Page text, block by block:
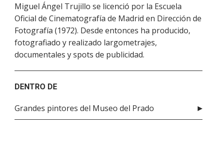
Miguel Ángel Trujillo se licenció por la Escuela
Oficial de Cinematografía de Madrid en Dirección de
Fotografía (1972). Desde entonces ha producido,
fotografiado y realizado largometrajes,
documentales y spots de publicidad.
DENTRO DE
Grandes pintores del Museo del Prado